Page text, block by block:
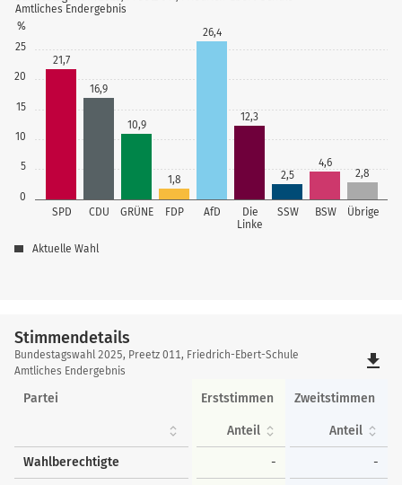
0
5
10
15
20
25
%
SPD CDU GRÜNE FDP AfD
Die
Linke
SSW BSW Übrige
21,7
16,9
10,9
1,8
26,4
12,3
2,5
4,6
2,8
Amtliches Endergebnis
Aktuelle Wahl
Stimmendetails
Stimmendetails
Bundestagswahl 2025, Preetz 011, Friedrich-Ebert-Schule
Amtliches Endergebnis
file_download
Partei Erststimmen Zweitstimmen
Anteil Anteil
Wahlberechtigte - -